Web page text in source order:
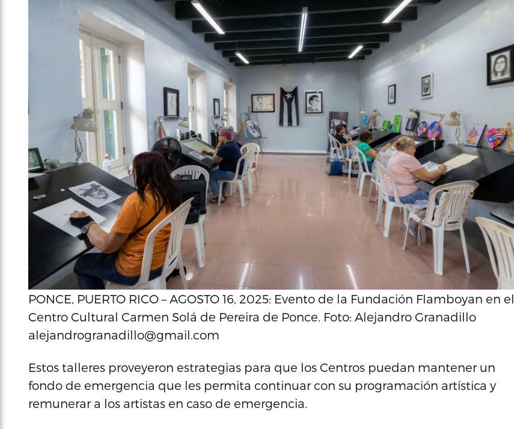
PONCE, PUERTO RICO – AGOSTO 16, 2025: Evento de la Fundación Flamboyan en el
Centro Cultural Carmen Solá de Pereira de Ponce. Foto: Alejandro Granadillo
alejandrogranadillo@gmail.com
Estos talleres proveyeron estrategias para que los Centros puedan mantener un
fondo de emergencia que les permita continuar con su programación artística y
remunerar a los artistas en caso de emergencia.